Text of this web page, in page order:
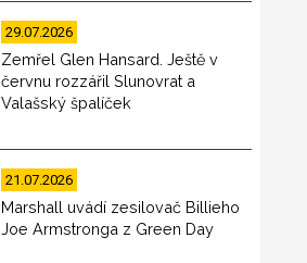
29.07.2026
Zemřel Glen Hansard. Ještě v
červnu rozzářil Slunovrat a
Valašský špalíček
21.07.2026
Marshall uvádí zesilovač Billieho
Joe Armstronga z Green Day